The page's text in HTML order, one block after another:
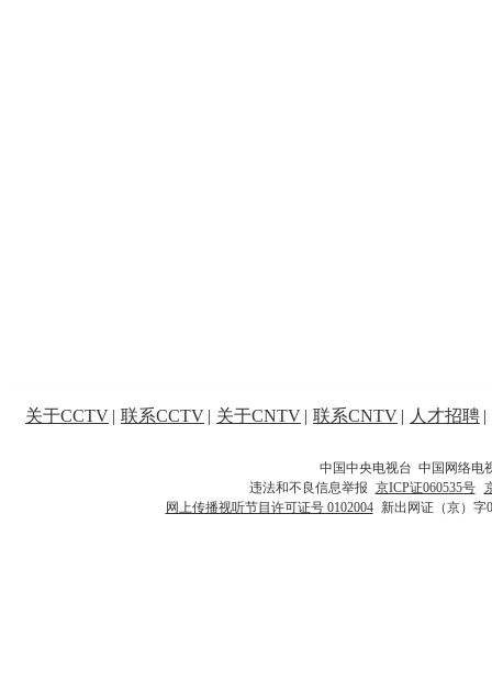
关于CCTV | 联系CCTV | 关于CNTV | 联系CNTV | 人才招聘 |
中国中央电视台 中国网络电
违法和不良信息举报 京ICP证060535号
网上传播视听节目许可证号 0102004 新出网证（京）